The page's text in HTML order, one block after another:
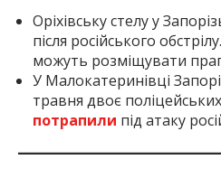
Оріхівську стелу у
після російського
можуть розміщувати
У Малокатеринівці
травня двоє
потрапили під атаку